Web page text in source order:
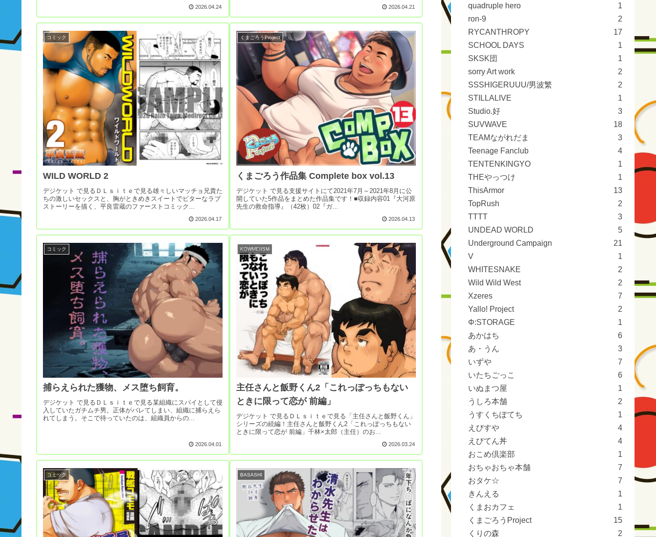
2026.04.24 2026.04.21
コミック
WILD WORLD 2
デジケット で見るＤＬｓｉｔｅで見る雄々しいマッチョ兄貴た
ちの激しいセックスと、胸がときめきスイートでビターなラブ
ストーリーを描く、平良雷蔵のファーストコミック...
2026.04.17
くまごろうProject
くまごろう作品集 Complete box vol.13
デジケット で見る支援サイトにて2021年7月～2021年8月に公
開していた5作品をまとめた作品集です！■収録内容01『大河原
先生の救命指導』（42枚）02『ガ...
2026.04.13
コミック
捕らえられた獲物、メス堕ち飼育。
デジケット で見るＤＬｓｉｔｅで見る某組織にスパイとして侵
入していたガチムチ男。正体がバレてしまい、組織に捕らえら
れてしまう。そこで待っていたのは、組織員からの...
2026.04.01
KOWMEIISM
主任さんと飯野くん2「これっぽっちもない
ときに限って恋が 前編」
デジケット で見るＤＬｓｉｔｅで見る「主任さんと飯野くん」
シリーズの続編！主任さんと飯野くん2「これっぽっちもない
ときに限って恋が 前編」千林×太郎（主任）のお...
2026.03.24
コミック BASASHI
quadruple hero
1
ron-9
2
RYCANTHROPY
17
SCHOOL DAYS
1
SKSK団
1
sorry Art work
2
SSSHIGERUUU/男波繁
2
STILLALIVE
1
Studio.好
3
SUVWAVE
18
TEAMながれだま
3
Teenage Fanclub
4
TENTENKINGYO
1
THEやっつけ
1
ThisArmor
13
TopRush
2
TTTT
3
UNDEAD WORLD
5
Underground Campaign
21
V
1
WHITESNAKE
2
Wild Wild West
2
Xzeres
7
Yallo! Project
2
Φ:STORAGE
1
あかはち
6
あ・うん
3
いずや
7
いたちごっこ
6
いぬまつ屋
1
うしろ本舗
2
うすくちぽてち
1
えびすや
4
えびてん丼
4
おこめ倶楽部
1
おちゃおちゃ本舗
7
おタケ☆
7
きんえる
1
くまおカフェ
1
くまごろうProject
15
くりの森
2